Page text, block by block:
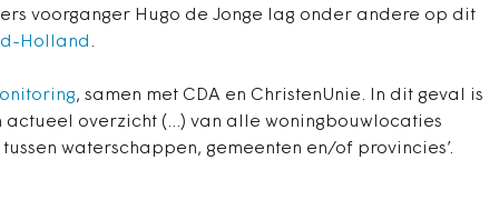
voorganger Hugo de Jonge lag onder andere op dit
Holland .
, samen met CDA en ChristenUnie. In dit geval is
actueel overzicht (...) van alle woningbouwlocaties
waterschappen, gemeenten en/of provincies’.